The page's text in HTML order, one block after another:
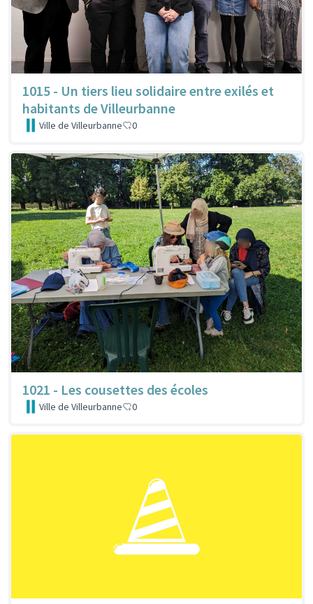
1015 - Un tiers lieu solidaire entre exilés et
habitants de Villeurbanne
Ville de Villeurbanne 0
1021 - Les cousettes des écoles
Ville de Villeurbanne 0